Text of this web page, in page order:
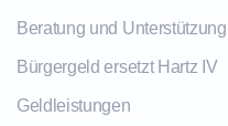
Beratung und Unterstützung
Bürgergeld ersetzt Hartz IV
Geldleistungen